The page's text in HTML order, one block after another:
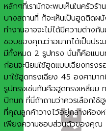
หลักๆที่เรามักจะพบเห็นในครัวร้
บางสถานที่ ก็จะเห็นเป็นฮูดติด
ทำงานอาจจะไม่ได้มีความต่าง
ชอบของคุณว่าอยากได้เป็นปร
มีทั้งหมด 2 รูปทรง นั่นก็คือแบบ
ก่อนจะนิยมใช้ฮูดแบบเฉียงทรงร
มาใช้ฮูดทรงเฉียง 45 องศาม
รูปทรงเช่นกันคือฮูดทรงเหลี่ยม
ปีกนก ที่นี่ถ้าถามว่าควรเลือกใช้
ที่คุณลูกค้าวางไว้อยู่กลางห้อง
เพียงความชอบส่วนตัวของคุณ